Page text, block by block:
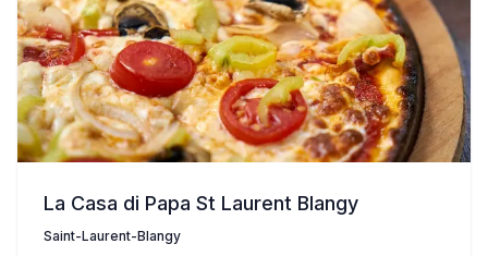
La Casa di Papa St Laurent Blangy
Saint-Laurent-Blangy